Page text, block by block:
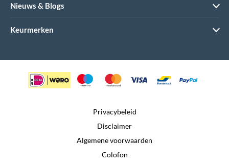
Nieuws & Blogs
Keurmerken
Privacybeleid
Disclaimer
Algemene voorwaarden
Colofon